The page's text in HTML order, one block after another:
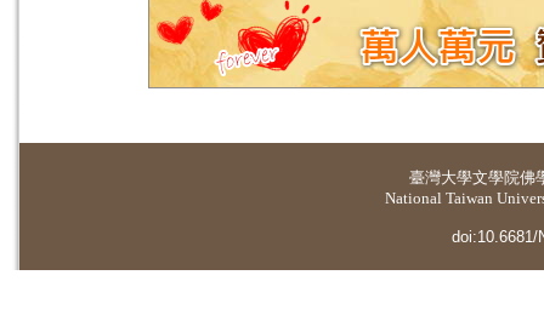
臺灣大學文學院佛
National Taiwan
doi:10.6681/